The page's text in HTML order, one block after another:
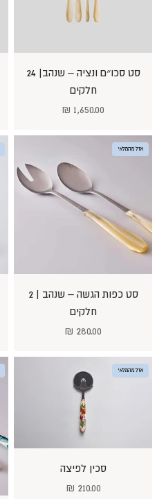
סט סכו״ם ונציה – שנהב| 24
חלקים
מחיר מבצע
1,650.00 ₪
אזל מהמלאי
סט כפות הגשה – שנהב | 2
חלקים
מחיר מבצע
280.00 ₪
אזל מהמלאי
סכין לפיצה
מחיר מבצע
210.00 ₪